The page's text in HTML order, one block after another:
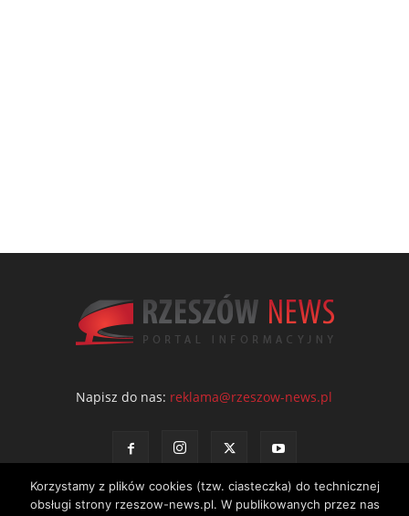
Napisz do nas: reklama@rzeszow-news.pl
Korzystamy z plików cookies (tzw. ciasteczka) do technicznej
obsługi strony rzeszow-news.pl. W publikowanych przez nas